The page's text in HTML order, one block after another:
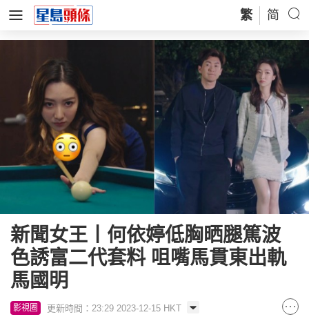
繁 简
新聞女王丨何依婷低胸晒腿篤波
色誘富二代套料 咀嘴馬貫東出軌
馬國明
影視圈 更新時間：23:29 2023-12-15 HKT